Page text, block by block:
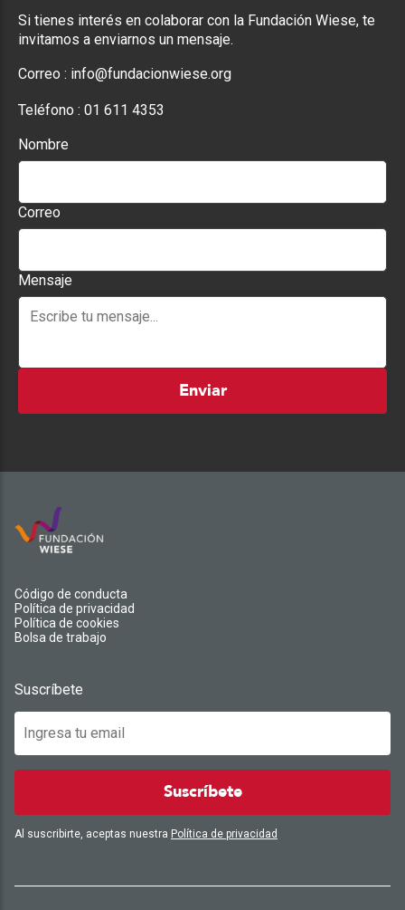
Si tienes interés en colaborar con la Fundación Wiese, te
invitamos a enviarnos un mensaje.
Correo : info@fundacionwiese.org
Teléfono : 01 611 4353
Nombre
Correo
Mensaje
Enviar
Código de conducta
Política de privacidad
Política de cookies
Bolsa de trabajo
Suscríbete
Suscríbete
Al suscribirte, aceptas nuestra Política de privacidad